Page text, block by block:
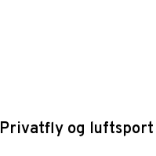
Privatfly og luftsport